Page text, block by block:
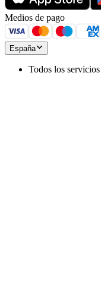
Medios de pago
España
Todos los servicios